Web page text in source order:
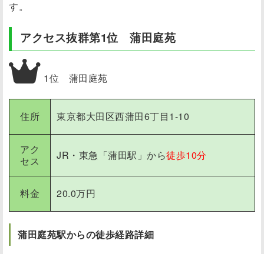
す。
アクセス抜群第1位 蒲田庭苑
1位 蒲田庭苑
住所 東京都大田区西蒲田6丁目1-10
アク
セス
JR・東急「蒲田駅」から徒歩10分
料金 20.0万円
蒲田庭苑駅からの徒歩経路詳細